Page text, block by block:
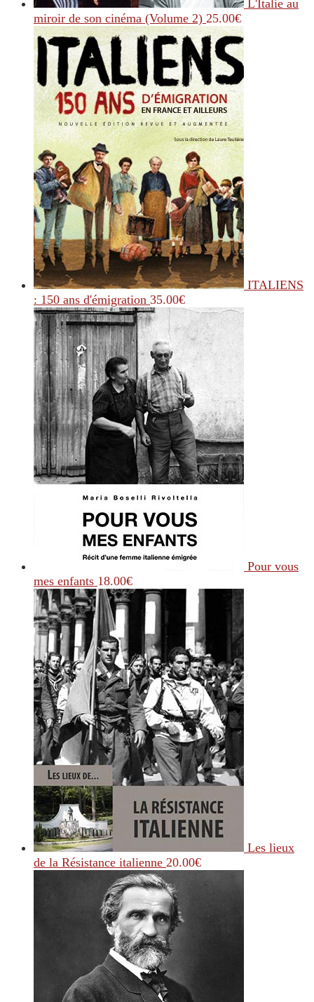
L'Italie au
miroir de son cinéma (Volume 2) 25.00€
ITALIENS
: 150 ans d'émigration 35.00€
Pour vous
mes enfants 18.00€
Les lieux
de la Résistance italienne 20.00€